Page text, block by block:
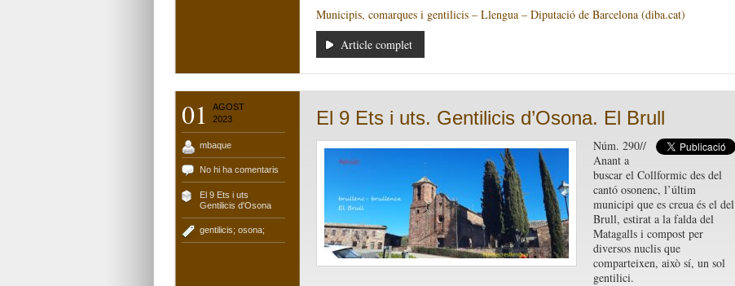
Municipis, comarques i gentilicis – Llengua – Diputació de Barcelona (diba.cat)
Article complet
01
AGOST
2023
mbaque
No hi ha comentaris
El 9 Ets i uts
Gentilicis d'Osona
gentilicis; osona;
El 9 Ets i uts. Gentilicis d’Osona. El Brull
Núm. 290//
Anant a
buscar el Collformic des del
cantó osonenc, l’últim
municipi que es creua és el del
Brull, estirat a la falda del
Matagalls i compost per
diversos nuclis que
comparteixen, això sí, un sol
gentilici.